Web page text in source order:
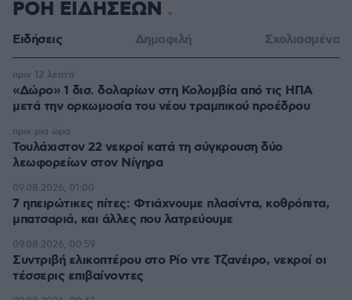
ΡΟΗ ΕΙΔΗΣΕΩΝ
Ειδήσεις Δημοφιλή Σχολιασμένα
«Δώρο» 1 δισ. δολαρίων στη Κολομβία από τις ΗΠΑ
μετά την ορκωμοσία του νέου τραμπικού προέδρου
πριν 12 λεπτά
Τουλάχιστον 22 νεκροί κατά τη σύγκρουση δύο
λεωφορείων στον Νίγηρα
πριν μία ώρα
7 ηπειρώτικες πίτες: Φτιάχνουμε πλασίντα, κοθρόπιτα,
μπατσαριά, και άλλες που λατρεύουμε
09.08.2026, 01:00
Συντριβή ελικοπτέρου στο Ρίο ντε Τζανέιρο, νεκροί οι
τέσσερις επιβαίνοντες
09.08.2026, 00:59